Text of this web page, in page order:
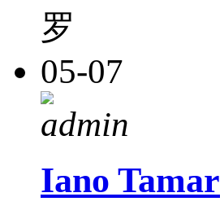
罗
05-07
admin
Iano Tamar